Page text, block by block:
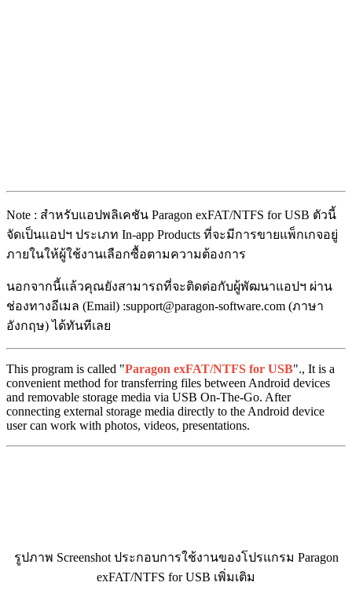
Note : สำหรับแอปพลิเคชัน Paragon exFAT/NTFS for USB ตัวนี้
จัดเป็นแอปฯ ประเภท In-app Products ที่จะมีการขายแพ็กเกจอยู่
ภายในให้ผู้ใช้งานเลือกซื้อตามความต้องการ
นอกจากนี้แล้วคุณยังสามารถที่จะติดต่อกับผู้พัฒนาแอปฯ ผ่าน
ช่องทางอีเมล (Email) :support@paragon-software.com (ภาษา
อังกฤษ) ได้ทันทีเลย
This program is called "Paragon exFAT/NTFS for USB"., It is a
convenient method for transferring files between Android devices
and removable storage media via USB On-The-Go. After
connecting external storage media directly to the Android device
user can work with photos, videos, presentations.
รูปภาพ Screenshot ประกอบการใช้งานของโปรแกรม Paragon
exFAT/NTFS for USB เพิ่มเติม